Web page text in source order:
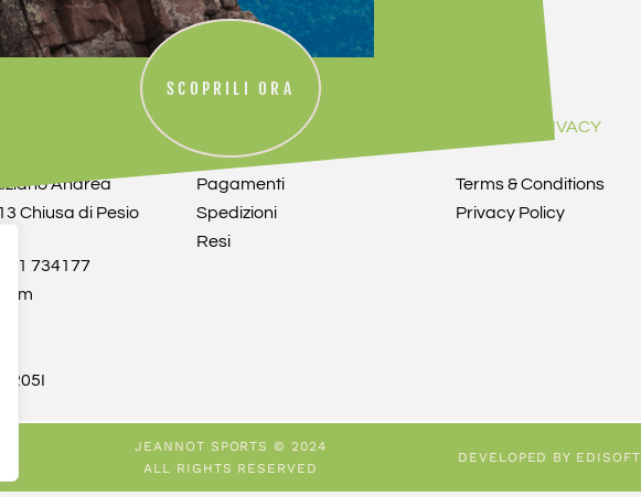
Andrea
Chiusa di Pesio
734177
CUSTOMER SERVICE
Pagamenti
Spedizioni
Resi
LEGAL & PRIVACY
Terms & Conditions
Privacy Policy
JEANNOT SPORTS © 2024
ALL RIGHTS RESERVED
DEVELOPED BY EDISOFT
SCOPRILI ORA